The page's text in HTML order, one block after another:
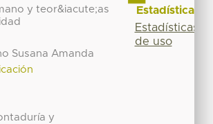
y teor&iacute;as
Susana Amanda
y
Estadísticas
Estadísticas
de uso